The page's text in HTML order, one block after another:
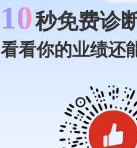
10秒免费诊
看看你的业绩还
套
优
高
#全